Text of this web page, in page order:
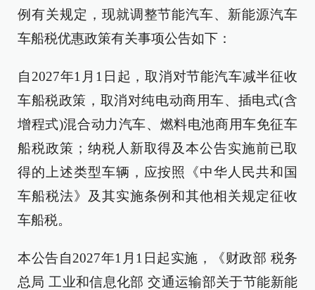
例有关规定，现就调整节能汽车、新能源汽车
车船税优惠政策有关事项公告如下：
自2027年1月1日起，取消对节能汽车减半征收
车船税政策，取消对纯电动商用车、插电式(含
增程式)混合动力汽车、燃料电池商用车免征车
船税政策；纳税人新取得及本公告实施前已取
得的上述类型车辆，应按照《中华人民共和国
车船税法》及其实施条例和其他相关规定征收
车船税。
本公告自2027年1月1日起实施，《财政部 税务
总局 工业和信息化部 交通运输部关于节能新能